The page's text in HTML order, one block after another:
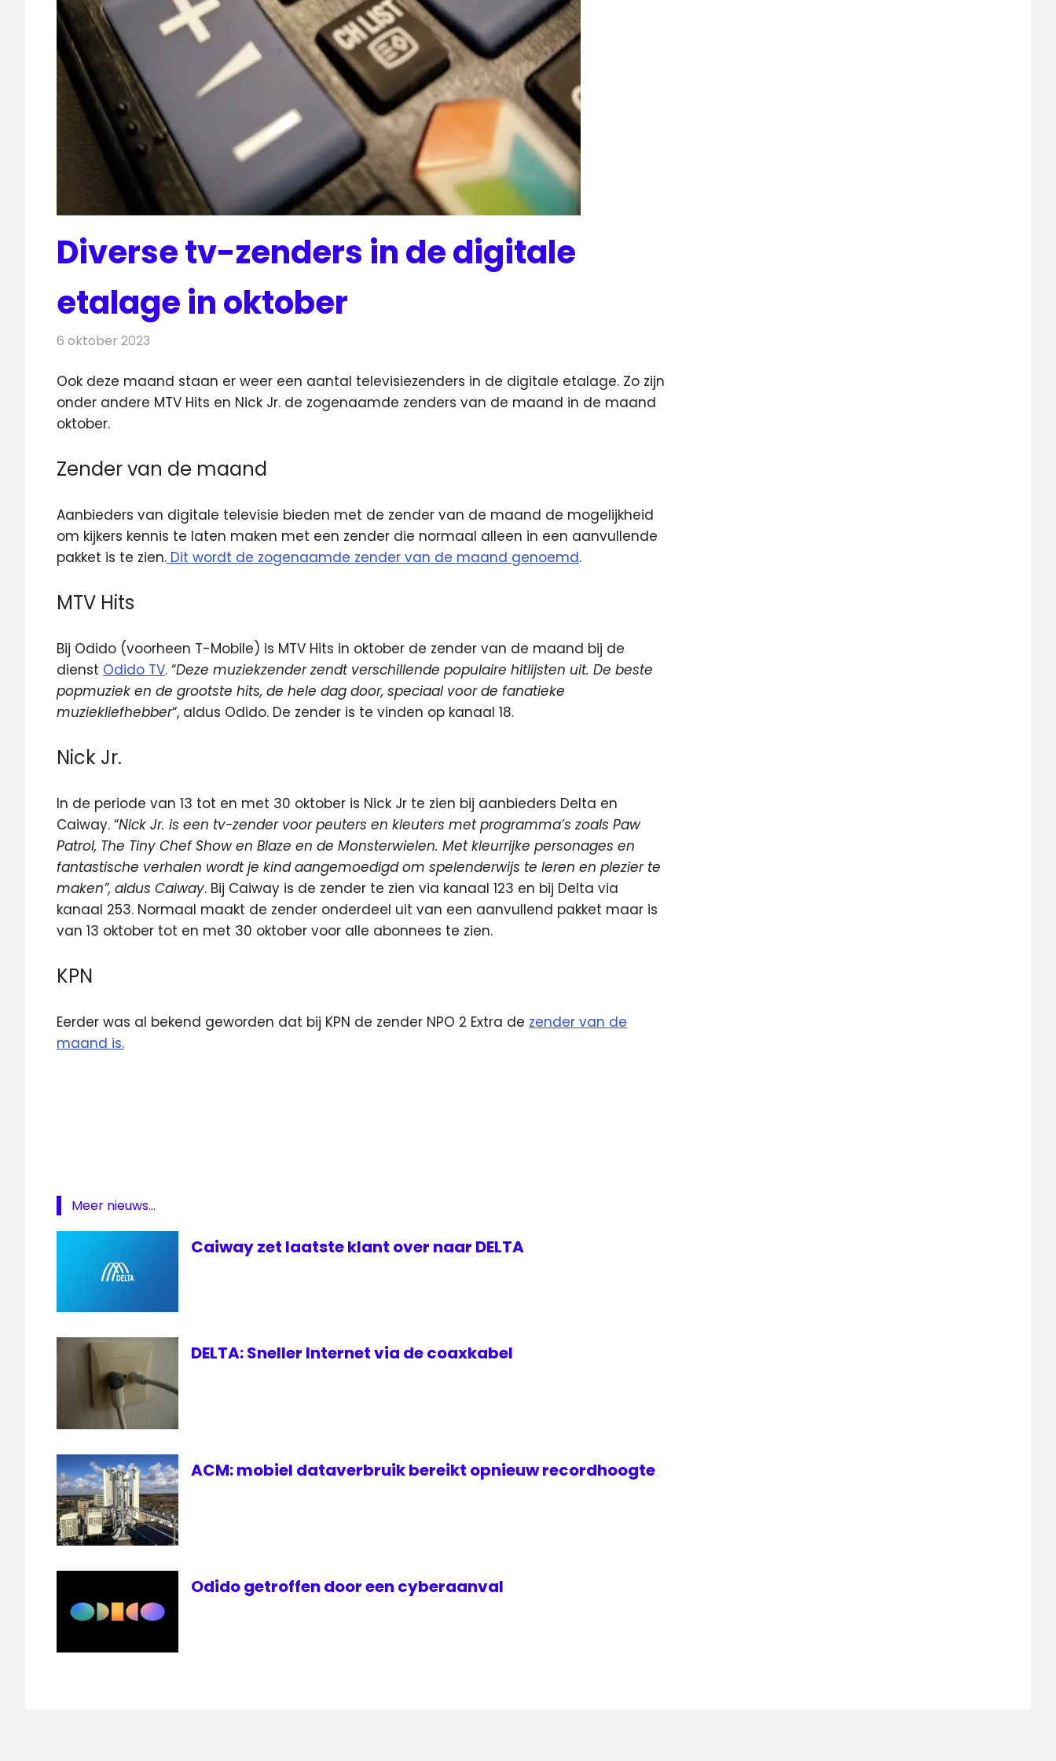
Diverse tv-zenders in de digitale
etalage in oktober
6 oktober 2023
Ook deze maand staan er weer een aantal televisiezenders in de digitale etalage. Zo zijn
onder andere MTV Hits en Nick Jr. de zogenaamde zenders van de maand in de maand
oktober.
Zender van de maand
Aanbieders van digitale televisie bieden met de zender van de maand de mogelijkheid
om kijkers kennis te laten maken met een zender die normaal alleen in een aanvullende
pakket is te zien. Dit wordt de zogenaamde zender van de maand genoemd.
MTV Hits
Bij Odido (voorheen T-Mobile) is MTV Hits in oktober de zender van de maand bij de
dienst Odido TV. “Deze muziekzender zendt verschillende populaire hitlijsten uit. De beste
popmuziek en de grootste hits, de hele dag door, speciaal voor de fanatieke
muziekliefhebber“, aldus Odido. De zender is te vinden op kanaal 18.
Nick Jr.
In de periode van 13 tot en met 30 oktober is Nick Jr te zien bij aanbieders Delta en
Caiway. “Nick Jr. is een tv-zender voor peuters en kleuters met programma’s zoals Paw
Patrol, The Tiny Chef Show en Blaze en de Monsterwielen. Met kleurrijke personages en
fantastische verhalen wordt je kind aangemoedigd om spelenderwijs te leren en plezier te
maken”, aldus Caiway. Bij Caiway is de zender te zien via kanaal 123 en bij Delta via
kanaal 253. Normaal maakt de zender onderdeel uit van een aanvullend pakket maar is
van 13 oktober tot en met 30 oktober voor alle abonnees te zien.
KPN
Eerder was al bekend geworden dat bij KPN de zender NPO 2 Extra de zender van de
maand is.
Meer nieuws...
Caiway zet laatste klant over naar DELTA
DELTA: Sneller Internet via de coaxkabel
ACM: mobiel dataverbruik bereikt opnieuw recordhoogte
Odido getroffen door een cyberaanval